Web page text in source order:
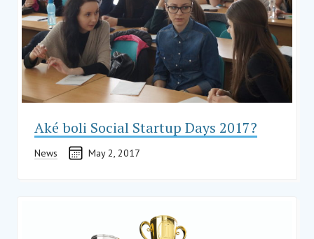
Aké boli Social Startup Days 2017?
News May 2, 2017